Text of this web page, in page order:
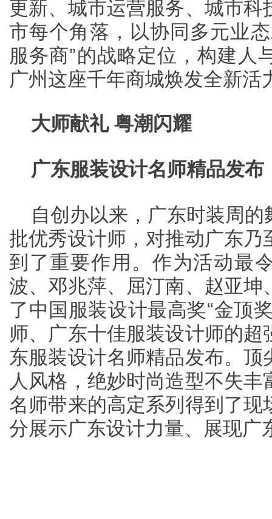
更新、城市运营服务、城市科
市每个角落，以协同多元业
服务商”的战略定位，构建人
广州这座千年商城焕发全新活
大师献礼 粤潮闪耀
广东服装设计名师精品发布
自创办以来，广东时装周
批优秀设计师，对推动广东乃
到了重要作用。作为活动最
波、邓兆萍、屈汀南、赵亚坤
了中国服装设计最高奖“金顶
师、广东十佳服装设计师的
东服装设计名师精品发布。
人风格，绝妙时尚造型不失
名师带来的高定系列得到了现
分展示广东设计力量、展现广